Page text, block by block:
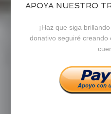
en en
APOYA NUESTRO
¡Haz que siga
donativo seguiré creando